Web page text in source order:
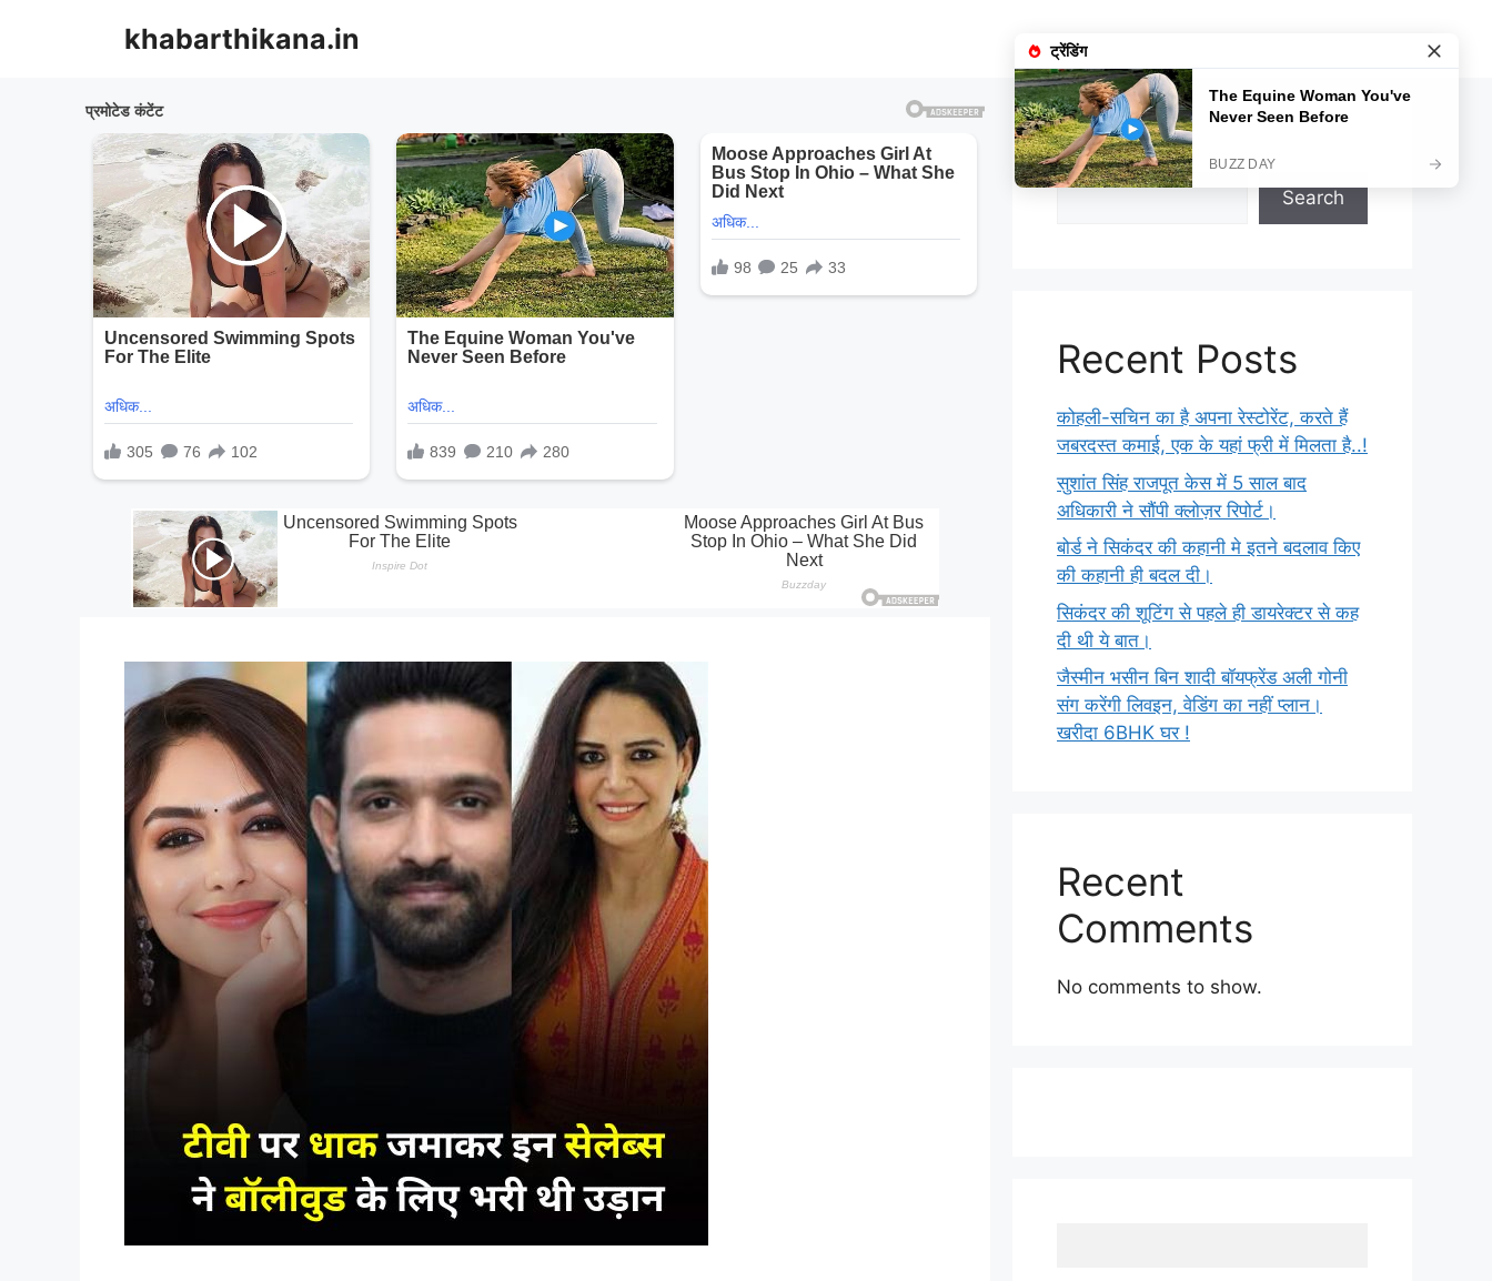
khabarthikana.in
Search
Search
Recent Posts
कोहली-सचिन का है अपना रेस्टोरेंट, करते हैं
जबरदस्त कमाई, एक के यहां फ्री में मिलता है..!
सुशांत सिंह राजपूत केस में 5 साल बाद
अधिकारी ने सौंपी क्लोज़र रिपोर्ट।
बोर्ड ने सिकंदर की कहानी मे इतने बदलाव किए
की कहानी ही बदल दी।
सिकंदर की शूटिंग से पहले ही डायरेक्टर से कह
दी थी ये बात।
जैस्मीन भसीन बिन शादी बॉयफ्रेंड अली गोनी
संग करेंगी लिवइन, वेडिंग का नहीं प्लान।
खरीदा 6BHK घर !
Recent
Comments
No comments to show.